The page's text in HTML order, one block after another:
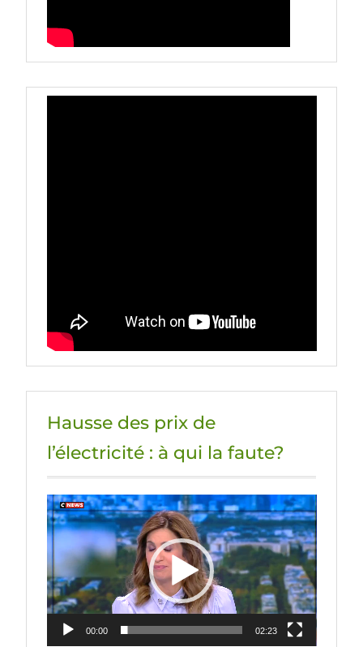
Hausse des prix de
l’électricité : à qui la faute?
Lecteur
vidéo
00:00 02:23